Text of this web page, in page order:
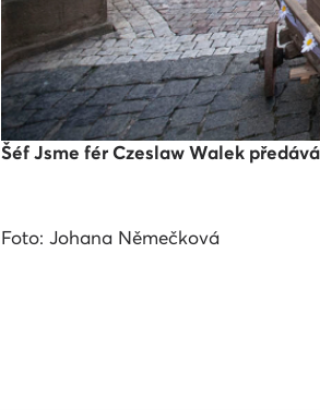
Šéf Jsme fér Czeslaw Walek
Foto: Johana Němečková